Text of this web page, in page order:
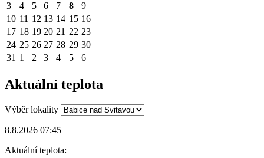
3
4 5 6 7 8
9
10 11 12 13 14 15 16
17 18 19 20 21 22 23
24 25 26 27 28 29 30
31 1 2 3 4 5 6
Aktuální teplota
Výběr lokality
8.8.2026 07:45
Aktuální teplota: